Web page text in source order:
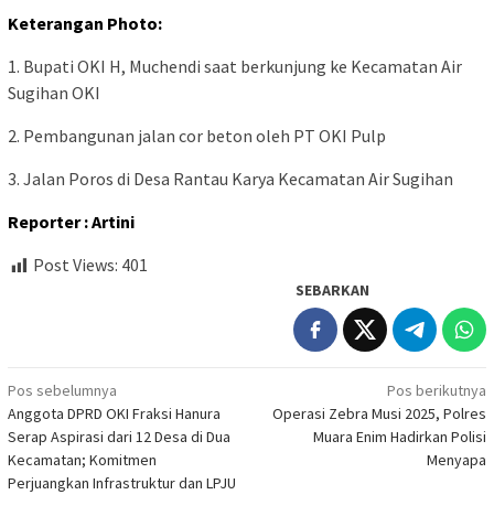
Keterangan Photo:
1. Bupati OKI H, Muchendi saat berkunjung ke Kecamatan Air
Sugihan OKI
2. Pembangunan jalan cor beton oleh PT OKI Pulp
3. Jalan Poros di Desa Rantau Karya Kecamatan Air Sugihan
Reporter : Artini
Post Views: 401
SEBARKAN
Navigasi
pos
Pos sebelumnya
Anggota DPRD OKI Fraksi Hanura
Serap Aspirasi dari 12 Desa di Dua
Kecamatan; Komitmen
Perjuangkan Infrastruktur dan LPJU
Pos berikutnya
Operasi Zebra Musi 2025, Polres
Muara Enim Hadirkan Polisi
Menyapa